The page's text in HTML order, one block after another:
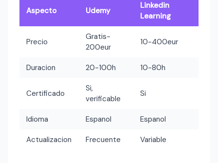
Aspecto Udemy
Linkedin
Learning
Precio
Gratis-
200eur
10-400eur
Duracion 20-100h 10-80h
Certificado
Si,
verificable
Si
Idioma Espanol Espanol
Actualizacion Frecuente Variable